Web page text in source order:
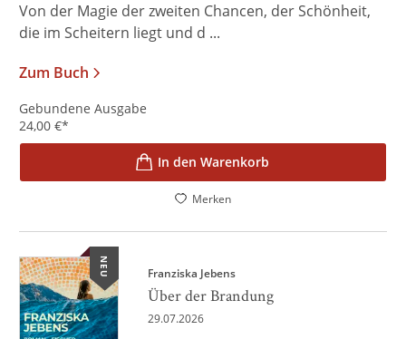
Von der Magie der zweiten Chancen, der Schönheit,
die im Scheitern liegt und d ...
Zum Buch
Gebundene Ausgabe
24,00 €*
In den Warenkorb
Merken
NEU Franziska Jebens
Über der Brandung
29.07.2026